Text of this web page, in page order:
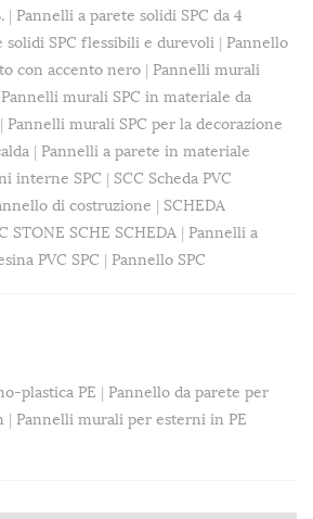
| Pannelli a parete solidi SPC da 4
solidi SPC flessibili e durevoli | Pannello
con accento nero | Pannelli murali
Pannelli murali SPC in materiale da
| Pannelli murali SPC per la decorazione
| Pannelli a parete in materiale
interne SPC | SCC Scheda PVC
di costruzione | SCHEDA
STONE SCHE SCHEDA | Pannelli a
PVC SPC | Pannello SPC
plastica PE | Pannello da parete per
| Pannelli murali per esterni in PE